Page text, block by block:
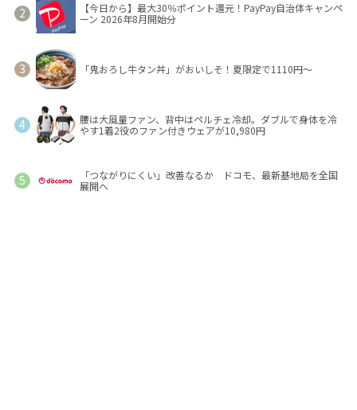
【今日から】最大30％ポイント還元！PayPay自治体キャンペ
ーン 2026年8月開始分
「鬼おろし牛タン丼」がおいしそ！夏限定で1110円～
腰は大風量ファン、背中はペルチェ冷却。ダブルで身体を冷
やす1着2役のファン付きウェアが10,980円
「つながりにくい」改善なるか ドコモ、最新基地局を全国
展開へ